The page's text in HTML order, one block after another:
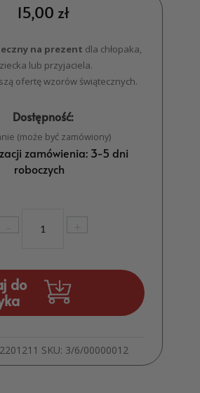
15,00 zł
na prezent dla chłopaka,
lub przyjaciela.
ofertę wzorów świątecznych.
Dostępność:
(może być zamówiony)
zamówienia: 3-5 dni
roboczych
-
Kubek
Prezent
Piernikowy
Ludzik
+
do
SKU: 3/6/00000012